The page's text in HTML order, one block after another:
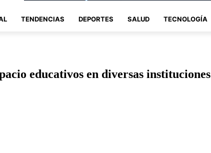
TENDENCIAS DEPORTES SALUD TECNOLOGÍA
educativos en diversas instituciones